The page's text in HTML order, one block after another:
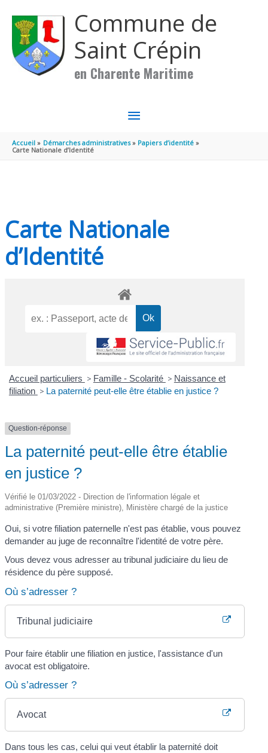
Commune de
Saint Crépin
en Charente Maritime
MENU
PRINCIPAL
Accueil Démarches administratives
Papiers d’identité
Carte Nationale d’Identité
Carte Nationale
d’Identité
Accueil particuliers > Famille - Scolarité > Naissance et
filiation > La paternité peut-elle être établie en justice ?
Question-réponse
La paternité peut-elle être établie
en justice ?
Vérifié le 01/03/2022 - Direction de l'information légale et
administrative (Première ministre), Ministère chargé de la justice
Oui, si votre filiation paternelle n'est pas établie, vous pouvez
demander au juge de reconnaître l'identité de votre père.
Vous devez vous adresser au tribunal judiciaire du lieu de
résidence du père supposé.
Où s’adresser ?
Tribunal judiciaire
Pour faire établir une filiation en justice, l'assistance d'un
avocat est obligatoire.
Où s’adresser ?
Avocat
Dans tous les cas, celui qui veut établir la paternité doit